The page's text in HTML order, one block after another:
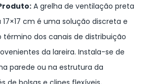
A grelha de ventilação preta
cm é uma solução discreta e
dos canais de distribuição
da lareira. Instala-se de
parede ou na estrutura da